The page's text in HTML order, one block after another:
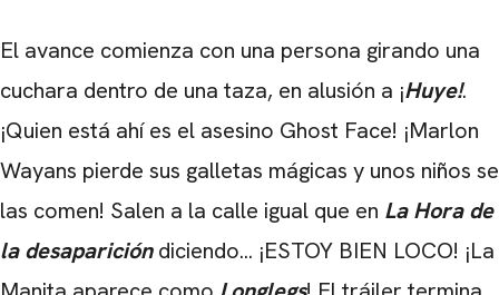
El avance comienza con una persona girando una
cuchara dentro de una taza, en alusión a ¡Huye!.
¡Quien está ahí es el asesino Ghost Face! ¡Marlon
Wayans pierde sus galletas mágicas y unos niños se
las comen! Salen a la calle igual que en La Hora de
la desaparicióndiciendo... ¡ESTOY BIEN LOCO! ¡La